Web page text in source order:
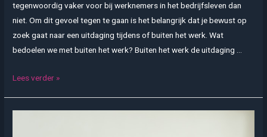
tegenwoordig vaker voor bij werknemers in het bedrijfsleven dan
niet. Om dit gevoel tegen te gaan is het belangrijk dat je bewust op
zoek gaat naar een uitdaging tijdens of buiten het werk. Wat
bedoelen we met buiten het werk? Buiten het werk de uitdaging …
Wat
Lees verder »